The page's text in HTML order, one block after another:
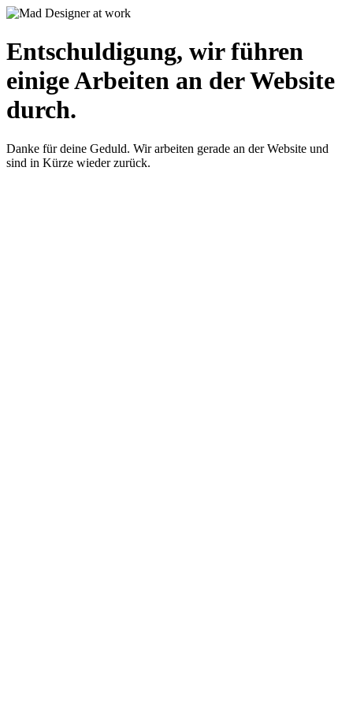
Entschuldigung, wir führen
einige Arbeiten an der Website
durch.
Danke für deine Geduld. Wir arbeiten gerade an der Website und
sind in Kürze wieder zurück.